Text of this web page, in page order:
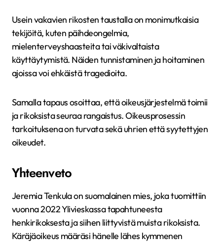
Usein vakavien rikosten taustalla on monimutkaisia
tekijöitä, kuten päihdeongelmia,
mielenterveyshaasteita tai väkivaltaista
käyttäytymistä. Näiden tunnistaminen ja hoitaminen
ajoissa voi ehkäistä tragedioita.
Samalla tapaus osoittaa, että oikeusjärjestelmä toimii
ja rikoksista seuraa rangaistus. Oikeusprosessin
tarkoituksena on turvata sekä uhrien että syytettyjen
oikeudet.
Yhteenveto
Jeremia Tenkula on suomalainen mies, joka tuomittiin
vuonna 2022 Ylivieskassa tapahtuneesta
henkirikoksesta ja siihen liittyvistä muista rikoksista.
Käräjäoikeus määräsi hänelle lähes kymmenen